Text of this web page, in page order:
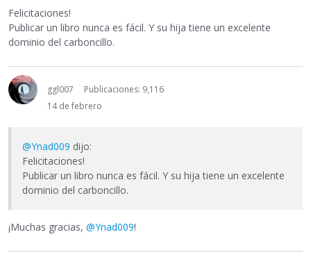
Felicitaciones!
Publicar un libro nunca es fácil. Y su hija tiene un excelente
dominio del carboncillo.
ggl007
Publicaciones: 9,116
14 de febrero
@Ynad009 dijo:
Felicitaciones!
Publicar un libro nunca es fácil. Y su hija tiene un excelente
dominio del carboncillo.
¡Muchas gracias, @Ynad009!